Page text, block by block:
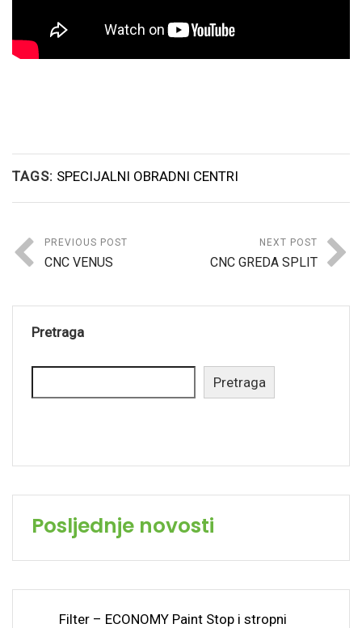
TAGS: SPECIJALNI OBRADNI CENTRI
PREVIOUS POST
CNC VENUS
NEXT POST
CNC GREDA SPLIT
Pretraga
Pretraga
Posljednje novosti
Filter – ECONOMY Paint Stop i stropni